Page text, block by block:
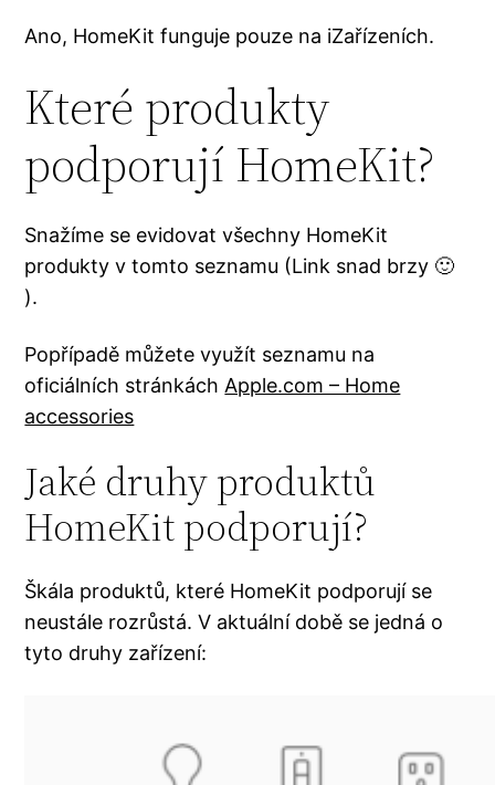
Ano, HomeKit funguje pouze na iZařízeních.
Které produkty
podporují HomeKit?
Snažíme se evidovat všechny HomeKit
produkty v tomto seznamu (Link snad brzy 🙂
).
Popřípadě můžete využít seznamu na
oficiálních stránkách Apple.com – Home
accessories
Jaké druhy produktů
HomeKit podporují?
Škála produktů, které HomeKit podporují se
neustále rozrůstá. V aktuální době se jedná o
tyto druhy zařízení: